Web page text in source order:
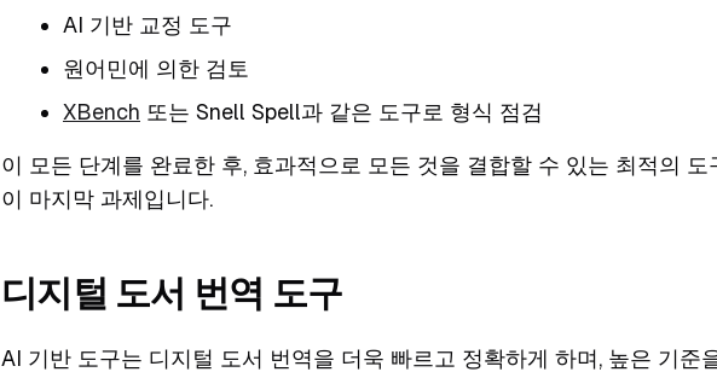
AI 기반 교정 도구
원어민에 의한 검토
XBench 또는 Snell Spell과 같은 도구로 형식 점검
이 모든 단계를 완료한 후, 효과적으로 모든 것을 결합할 수 있는 최적의 도
이 마지막 과제입니다.
디지털 도서 번역 도구
AI 기반 도구는 디지털 도서 번역을 더욱 빠르고 정확하게 하며, 높은 기준